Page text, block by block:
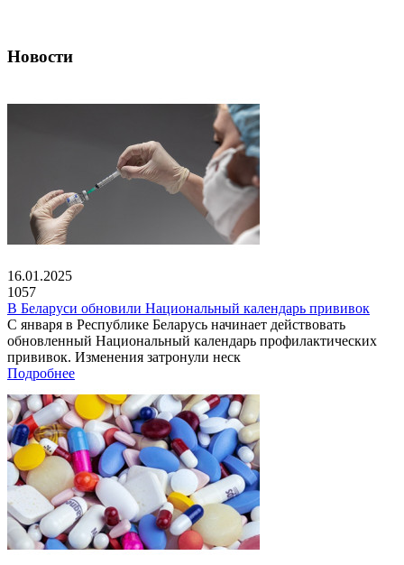
Новости
16.01.2025
1057
В Беларуси обновили Национальный календарь прививок
С января в Республике Беларусь начинает действовать
обновленный Национальный календарь профилактических
прививок. Изменения затронули неск
Подробнее